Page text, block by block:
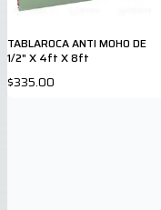
TABLAROCA ANTI MOHO DE
1/2" X 4ft X 8ft
$335.00